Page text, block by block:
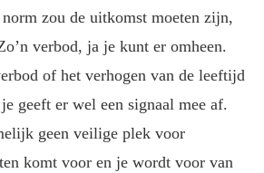
zou de uitkomst moeten zijn,
verbod, ja je kunt er omheen.
of het verhogen van de leeftijd
geeft er wel een signaal mee af.
geen veilige plek voor
komt voor en je wordt voor van